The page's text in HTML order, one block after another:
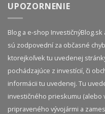
UPOZORNENIE
Blog a e-shop
sú zodpovední za občasné
ktorejkoľvek tu uvedenej
pochádzajúce z investícií, či
informácii tu uvedenej. Tu
investičného prieskumu (alebo
pripraveného vývojármi a